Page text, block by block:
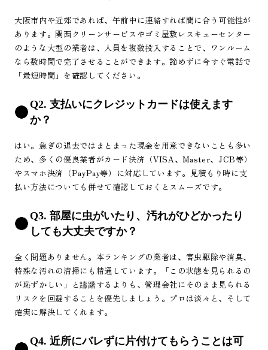
大阪市内や近郊であれば、午前中に連絡すれば間に合う可能性が
あります。関西クリーンサービスやゴミ屋敷レスキューセンター
のような大型の業者は、人員を複数投入することで、ワンルーム
なら数時間で完了させることができます。諦めずに今すぐ電話で
「最短時間」を確認してください。
Q2. 支払いにクレジットカードは使えます
か？
はい。急ぎの退去ではまとまった現金を用意できないことも多い
ため、多くの優良業者がカード決済（VISA、Master、JCB等）
やスマホ決済（PayPay等）に対応しています。見積もり時に支
払い方法についても併せて確認しておくとスムーズです。
Q3. 部屋に虫がいたり、汚れがひどかったり
しても大丈夫ですか？
全く問題ありません。本ランキングの業者は、害虫駆除や消臭、
特殊な汚れの清掃にも精通しています。「この状態を見られるの
が恥ずかしい」と躊躇するよりも、管理会社にそのまま見られる
リスクを回避することを優先しましょう。プロは淡々と、そして
確実に解決してくれます。
Q4. 近所にバレずに片付けてもらうことは可